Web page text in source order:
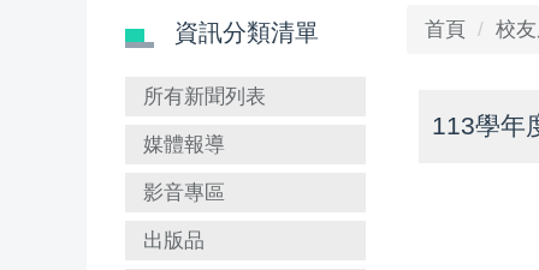
資訊分類清單
所有新聞列表
媒體報導
影音專區
出版品
首頁 校
113學年